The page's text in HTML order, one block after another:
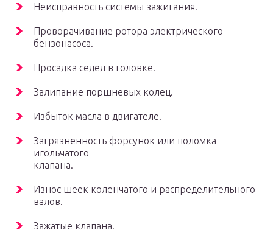
Неисправность системы зажигания.
Проворачивание ротора электрического
бензонасоса.
Просадка седел в головке.
Залипание поршневых колец.
Избыток масла в двигателе.
Загрязненность форсунок или поломка
игольчатого
клапана.
Износ шеек коленчатого и распределительного
валов.
Зажатые клапана.